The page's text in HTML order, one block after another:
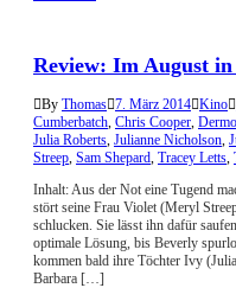
Review: Im August
By Thomas 7. März 2014 Kino
Cumberbatch Chris Cooper
Julia Roberts Julianne Nicholson
Streep Sam Shepard Tracey Letts
Inhalt: Aus der Not eine Tugend
stört seine Frau Violet (Meryl
schlucken. Sie lässt ihn dafür
optimale Lösung, bis Beverly
kommen bald ihre Töchter Ivy
Barbara […]